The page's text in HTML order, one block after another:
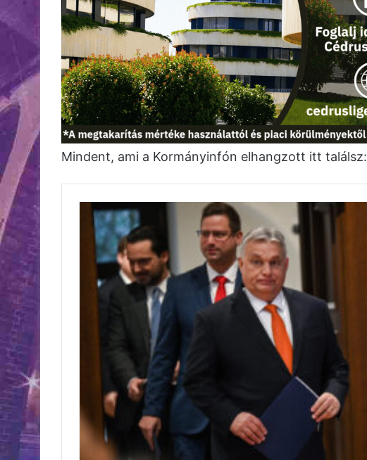
Mindent, ami a Kormányinfón elhangzott itt találsz: